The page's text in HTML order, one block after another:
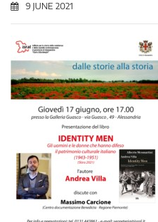
9 JUNE 2021